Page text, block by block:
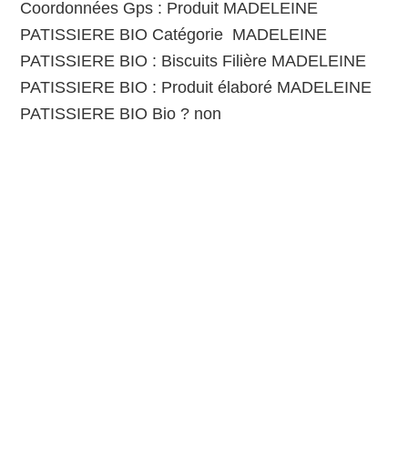
Coordonnées Gps : Produit MADELEINE
PATISSIERE BIO Catégorie MADELEINE
PATISSIERE BIO : Biscuits Filière MADELEINE
PATISSIERE BIO : Produit élaboré MADELEINE
PATISSIERE BIO Bio ? non